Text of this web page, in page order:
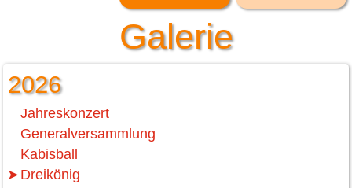
Galerie
2026
Jahreskonzert
Generalversammlung
Kabisball
Dreikönig